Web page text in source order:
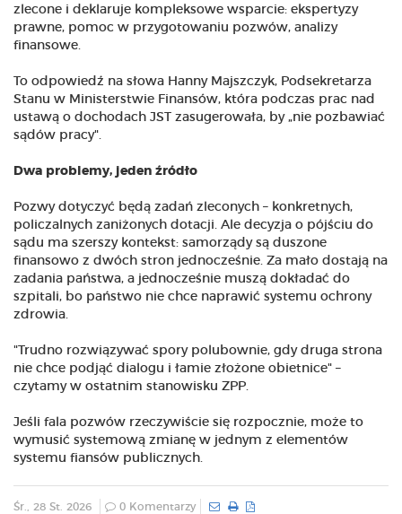
zlecone i deklaruje kompleksowe wsparcie: ekspertyzy
prawne, pomoc w przygotowaniu pozwów, analizy
finansowe.
To odpowiedź na słowa Hanny Majszczyk, Podsekretarza
Stanu w Ministerstwie Finansów, która podczas prac nad
ustawą o dochodach JST zasugerowała, by „nie pozbawiać
sądów pracy".
Dwa problemy, jeden źródło
Pozwy dotyczyć będą zadań zleconych – konkretnych,
policzalnych zaniżonych dotacji. Ale decyzja o pójściu do
sądu ma szerszy kontekst: samorządy są duszone
finansowo z dwóch stron jednocześnie. Za mało dostają na
zadania państwa, a jednocześnie muszą dokładać do
szpitali, bo państwo nie chce naprawić systemu ochrony
zdrowia.
"Trudno rozwiązywać spory polubownie, gdy druga strona
nie chce podjąć dialogu i łamie złożone obietnice" –
czytamy w ostatnim stanowisku ZPP.
Jeśli fala pozwów rzeczywiście się rozpocznie, może to
wymusić systemową zmianę w jednym z elementów
systemu fiansów publicznych.
Śr., 28 St. 2026 0 Komentarzy